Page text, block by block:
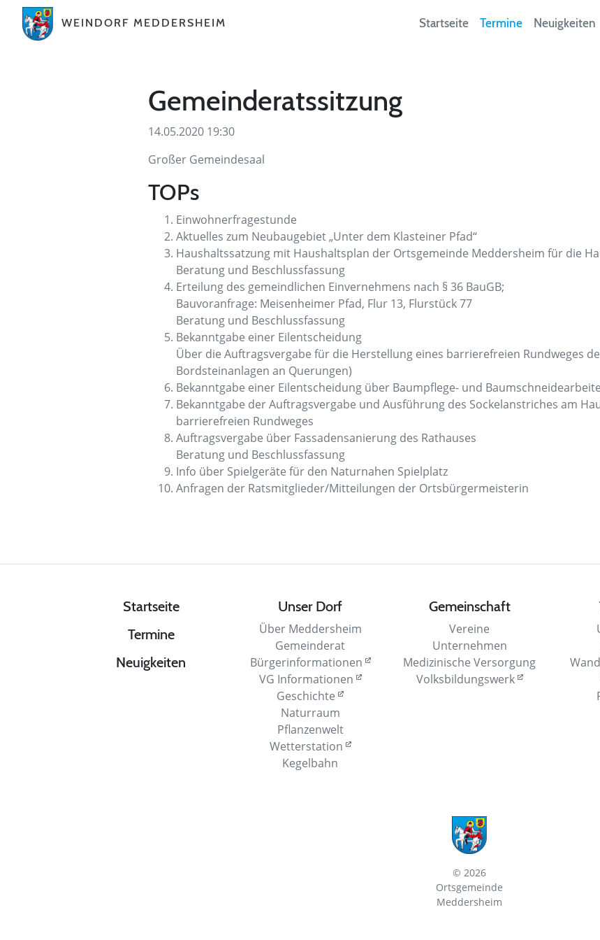
WEINDORF MEDDERSHEIM Startseite Termine Neuigkeiten
Gemeinderatssitzung
14.05.2020 19:30
Großer Gemeindesaal
TOPs
Einwohnerfragestunde
Aktuelles zum Neubaugebiet „Unter dem Klasteiner Pfad“
Haushaltssatzung mit Haushaltsplan der Ortsgemeinde Meddersheim für die
Beratung und Beschlussfassung
Erteilung des gemeindlichen Einvernehmens nach § 36 BauGB;
Bauvoranfrage: Meisenheimer Pfad, Flur 13, Flurstück 77
Beratung und Beschlussfassung
Bekanntgabe einer Eilentscheidung
Über die Auftragsvergabe für die Herstellung eines barrierefreien Rundweges
Bordsteinanlagen an Querungen)
Bekanntgabe einer Eilentscheidung über Baumpflege- und
Bekanntgabe der Auftragsvergabe und Ausführung des Sockelanstriches am
barrierefreien Rundweges
Auftragsvergabe über Fassadensanierung des Rathauses
Beratung und Beschlussfassung
Info über Spielgeräte für den Naturnahen Spielplatz
Anfragen der Ratsmitglieder/Mitteilungen der Ortsbürgermeisterin
Startseite
Termine
Neuigkeiten
Unser Dorf
Über Meddersheim
Gemeinderat
Bürgerinformationen
VG Informationen
Geschichte
Naturraum
Pflanzenwelt
Wetterstation
Kegelbahn
Gemeinschaft
Vereine
Unternehmen
Medizinische Versorgung
Volksbildungswerk
© 2026
Ortsgemeinde
Meddersheim